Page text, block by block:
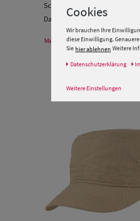
Schutz vor UV-A + UV-B -
Das Schild ist 3-fach
Mehr Informationen zum
Cookies
Wir brauchen Ihre
diese Einwilligung.
Sie hier ablehnen Weitere
Daten­schutz­erklärung
Weitere Einstellungen